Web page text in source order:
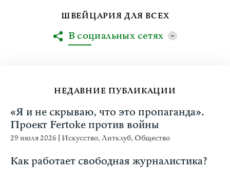
НЕДАВНИЕ ПУБЛИКАЦИИ
«Я и не скрываю, что это пропаганда».
Проект Fertoke против войны
29 июля 2026 Искусство,Литклуб,Общество
Как работает свободная журналистика?
ШВЕЙЦАРИЯ ДЛЯ ВСЕХ
В социальных сетях